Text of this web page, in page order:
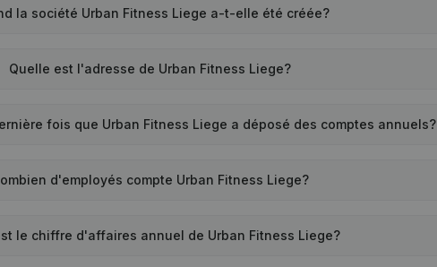
la société Urban Fitness Liege a-t-elle été créée?
Quelle est l'adresse de Urban Fitness Liege?
fois que Urban Fitness Liege a déposé des comptes annuels?
d'employés compte Urban Fitness Liege?
le chiffre d'affaires annuel de Urban Fitness Liege?